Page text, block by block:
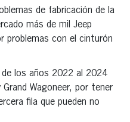
de fabricación de la
más de mil Jeep
problemas con el cinturón
los años 2022 al 2024
Wagoneer, por tener
fila que pueden no